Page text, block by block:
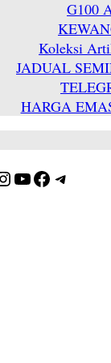
G100
Koleksi
JADUAL
HARGA
YouTube
Facebook
Telegram